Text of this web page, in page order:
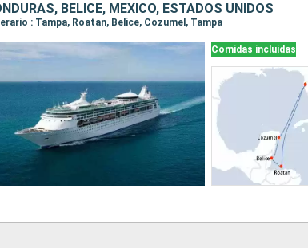
BELICE, MÉXICO, ESTADOS UNIDOS
: Tampa, Roatan, Belice, Cozumel, Tampa
Comidas incluidas